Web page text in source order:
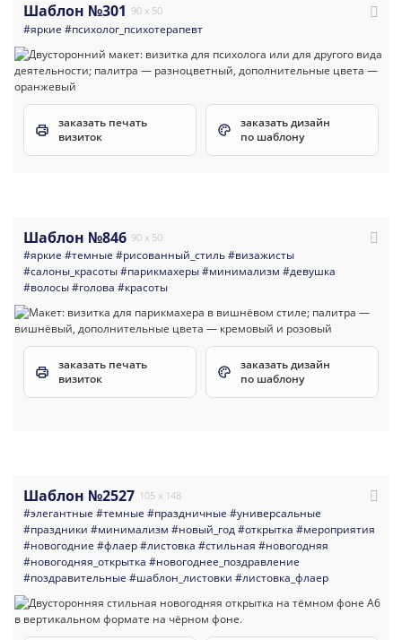
Шаблон №301 90 x 50
#яркие #психолог_психотерапевт
заказать печать
визиток
заказать дизайн
по шаблону
Шаблон №846 90 x 50
#яркие #темные #рисованный_стиль#визажисты
#салоны_красоты#парикмахеры#минимализм #девушка
#волосы#голова #красоты
заказать печать
визиток
заказать дизайн
по шаблону
Шаблон №2527 105 x 148
#элегантные #темные #праздничные #универсальные
#праздники #минимализм #новый_год#открытка #мероприятия
#новогодние #флаер#листовка #стильная #новогодняя
#новогодняя_открытка #новогоднее_поздравление
#поздравительные #шаблон_листовки #листовка_флаер